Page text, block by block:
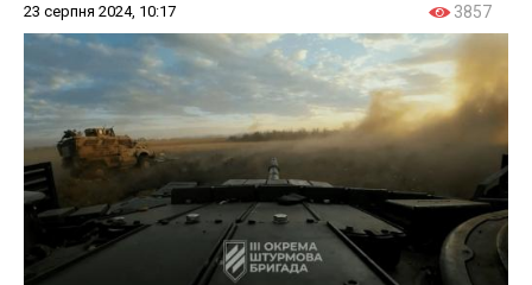
23 серпня 2024, 10:17 3857